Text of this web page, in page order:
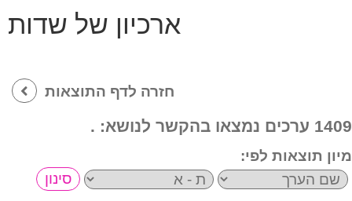
ארכיון של שדות
חזרה לדף התוצאות
1409 ערכים נמצאו בהקשר לנושא: .
מיון תוצאות לפי: